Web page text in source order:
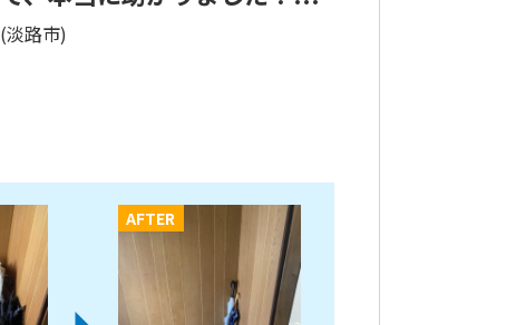
(淡路市)
AFTER